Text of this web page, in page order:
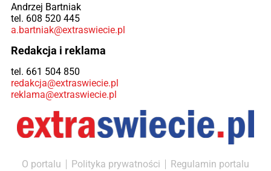
Andrzej Bartniak
tel. 608 520 445
a.bartniak@extraswiecie.pl
Redakcja i reklama
tel. 661 504 850
redakcja@extraswiecie.pl
reklama@extraswiecie.pl
O portalu Polityka prywatności Regulamin portalu